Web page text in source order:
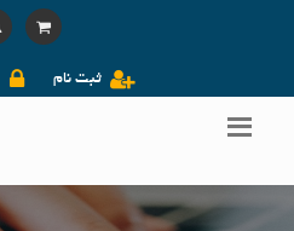
ثبت نام